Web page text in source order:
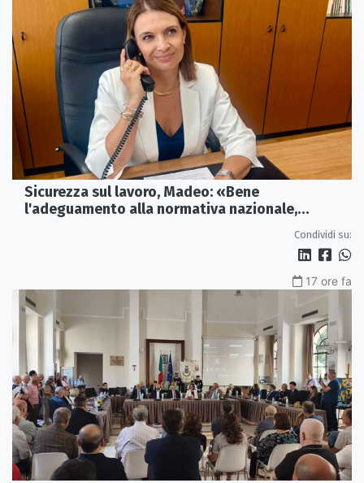
Sicurezza sul lavoro, Madeo: «Bene
l'adeguamento alla normativa nazionale,
Condividi su:
17 ore fa